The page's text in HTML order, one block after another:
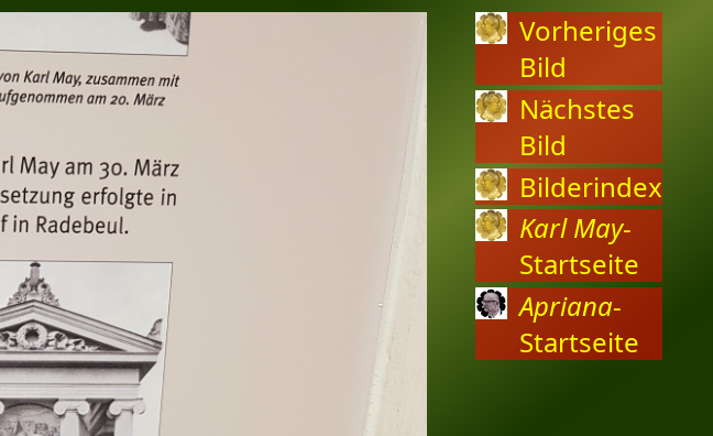
Vorheriges
Bild
Nächstes
Bild
Bilderindex
Karl May-
Startseite
Apriana-
Startseite